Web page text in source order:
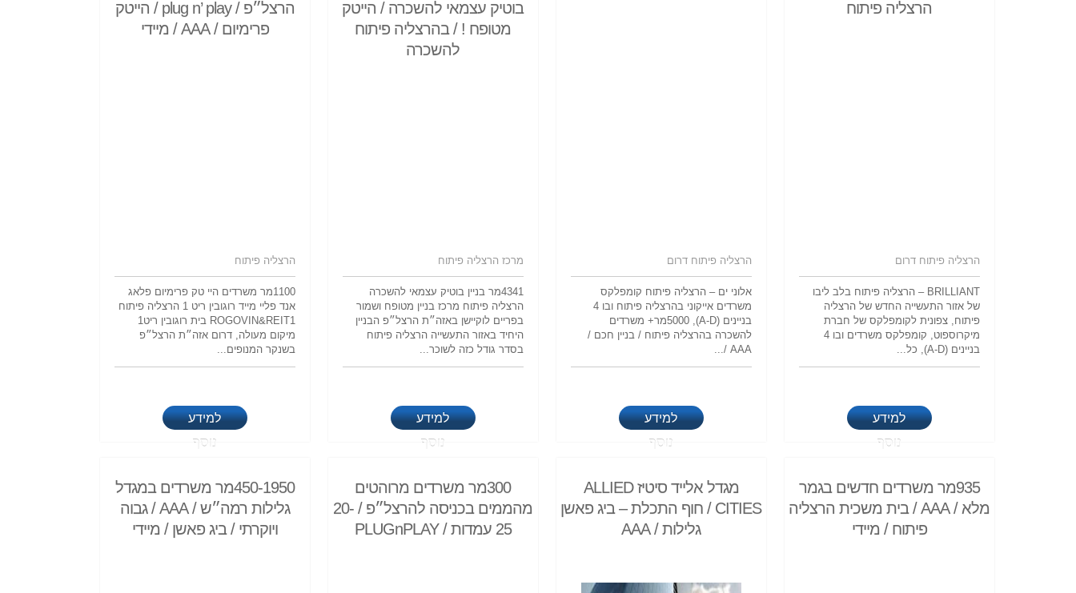
הרצליה פיתוח
הרצליה פיתוח דרום
BRILLIANT – הרצליה פיתוח בלב ליבו
של אזור התעשייה החדש של הרצליה
פיתוח, צפונית לקומפלקס של חברת
מיקרוספוט, קומפלקס משרדים ובו 4
בניינים (A-D), כל...
למידע
נוסף
הרצליה פיתוח דרום
אלוני ים – הרצליה פיתוח קומפלקס
משרדים אייקוני בהרצליה פיתוח ובו 4
בניינים (A-D), 5000מר+ משרדים
להשכרה בהרצליה פיתוח / בניין חכם /
AAA /...
למידע
נוסף
בוטיק עצמאי להשכרה / הייטק
מטופח ! / בהרצליה פיתוח
להשכרה
מרכז הרצליה פיתוח
4341מר בניין בוטיק עצמאי להשכרה
הרצליה פיתוח מרכז בניין מטופח ושמור
בפריים לוקיישן באזה״ת הרצל״פ הבניין
היחיד באזור התעשייה הרצליה פיתוח
בסדר גודל כזה לשוכר...
למידע
נוסף
הרצל״פ / plug n’ play / הייטק
פרימיום / AAA / מיידי
הרצליה פיתוח
1100מר משרדים היי טק פרימיום פלאג
אנד פליי מייד רוגובין ריט 1 הרצליה פיתוח
ROGOVIN&REIT1 בית רוגובין ריט1
מיקום מעולה, דרום אזה״ת הרצל״פ
בשנקר המנופים...
למידע
נוסף
935מר משרדים חדשים בגמר
מלא / AAA / בית משכית הרצליה
פיתוח / מיידי
מגדל אלייד סיטיז ALLIED
CITIES / חוף התכלת – ביג פאשן
גלילות / AAA
300מר משרדים מרוהטים
מהממים בכניסה להרצל״פ / 20-
25 עמדות / PLUGnPLAY
450-1950מר משרדים במגדל
גלילות רמה״ש / AAA / גבוה
ויוקרתי / ביג פאשן / מיידי